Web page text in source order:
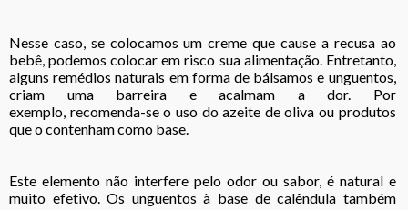
Nesse caso, se colocamos um creme que cause a recusa ao
bebê, podemos colocar em risco sua alimentação. Entretanto,
alguns remédios naturais em forma de bálsamos e unguentos,
criam uma barreira e acalmam a dor. Por
exemplo, recomenda-se o uso do azeite de oliva ou produtos
que o contenham como base.
Este elemento não interfere pelo odor ou sabor, é natural e
muito efetivo. Os unguentos à base de calêndula também